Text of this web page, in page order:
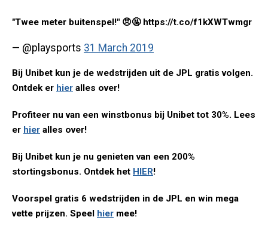
"Twee meter buitenspel!" 😠🤬 https://t.co/f1kXWTwmgr
— @playsports 31 March 2019
Bij Unibet kun je de wedstrijden uit de JPL gratis volgen.
Ontdek er hier alles over!
Profiteer nu van een winstbonus bij Unibet tot 30%. Lees
er hier alles over!
Bij Unibet kun je nu genieten van een 200%
stortingsbonus. Ontdek het HIER!
Voorspel gratis 6 wedstrijden in de JPL en win mega
vette prijzen. Speel hier mee!